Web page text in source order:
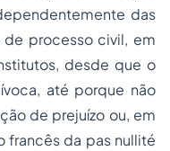
das
processo civil, em
desde que o
até porque não
de prejuízo ou, em
francês da pas nullité